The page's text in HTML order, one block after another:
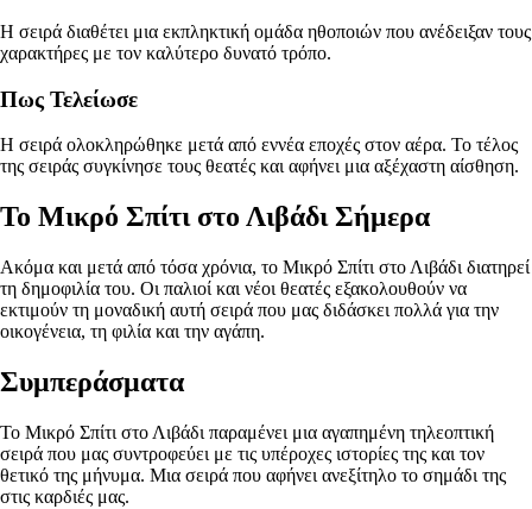
Η σειρά διαθέτει μια εκπληκτική ομάδα ηθοποιών που ανέδειξαν τους
χαρακτήρες με τον καλύτερο δυνατό τρόπο.
Πως Τελείωσε
Η σειρά ολοκληρώθηκε μετά από εννέα εποχές στον αέρα. Το τέλος
της σειράς συγκίνησε τους θεατές και αφήνει μια αξέχαστη αίσθηση.
Το Μικρό Σπίτι στο Λιβάδι Σήμερα
Ακόμα και μετά από τόσα χρόνια, το Μικρό Σπίτι στο Λιβάδι διατηρεί
τη δημοφιλία του. Οι παλιοί και νέοι θεατές εξακολουθούν να
εκτιμούν τη μοναδική αυτή σειρά που μας διδάσκει πολλά για την
οικογένεια, τη φιλία και την αγάπη.
Συμπεράσματα
Το Μικρό Σπίτι στο Λιβάδι παραμένει μια αγαπημένη τηλεοπτική
σειρά που μας συντροφεύει με τις υπέροχες ιστορίες της και τον
θετικό της μήνυμα. Μια σειρά που αφήνει ανεξίτηλο το σημάδι της
στις καρδιές μας.